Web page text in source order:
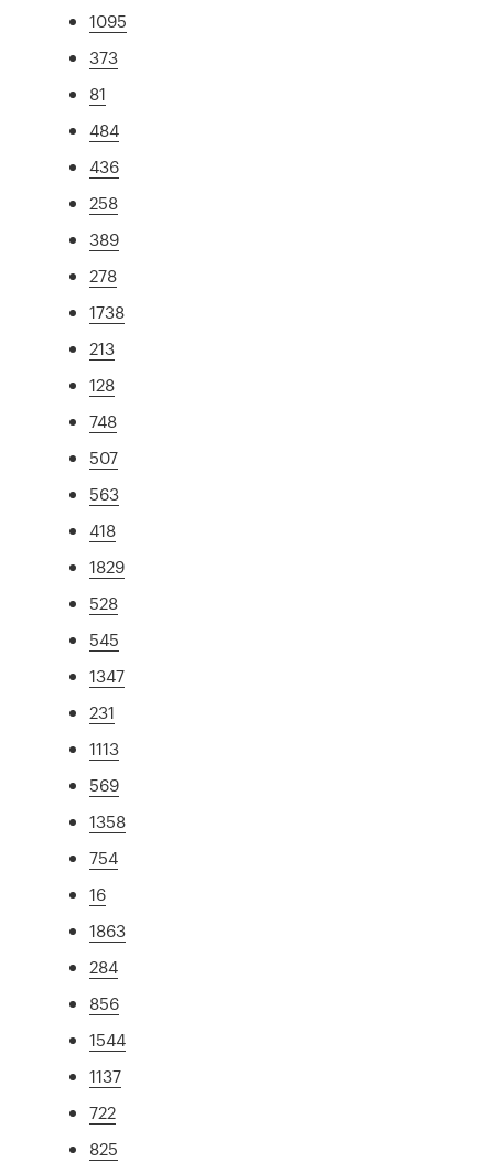
1095
373
81
484
436
258
389
278
1738
213
128
748
507
563
418
1829
528
545
1347
231
1113
569
1358
754
16
1863
284
856
1544
1137
722
825